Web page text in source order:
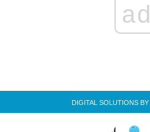
ad
DIGITAL SOLUTIONS BY